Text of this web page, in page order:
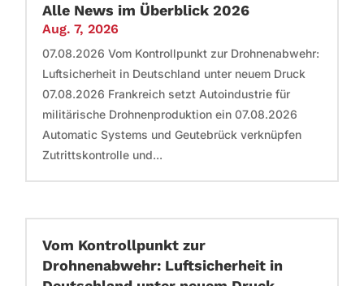
Alle News im Überblick 2026
Aug. 7, 2026
07.08.2026 Vom Kontrollpunkt zur Drohnenabwehr:
Luftsicherheit in Deutschland unter neuem Druck
07.08.2026 Frankreich setzt Autoindustrie für
militärische Drohnenproduktion ein 07.08.2026
Automatic Systems und Geutebrück verknüpfen
Zutrittskontrolle und...
Vom Kontrollpunkt zur
Drohnenabwehr: Luftsicherheit in